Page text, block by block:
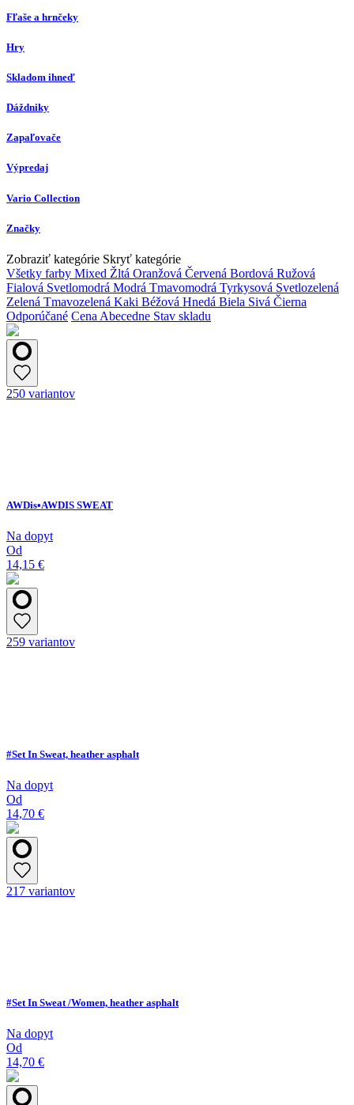
Fľaše a hrnčeky
Hry
Skladom ihneď
Dáždniky
Zapaľovače
Výpredaj
Vario Collection
Značky
Zobraziť kategórie Skryť kategórie
Všetky farby Mixed Žltá Oranžová Červená Bordová Ružová
Fialová Svetlomodrá Modrá Tmavomodrá Tyrkysová Svetlozelená
Zelená Tmavozelená Kaki Béžová Hnedá Biela Sivá Čierna
Odporúčané Cena Abecedne Stav skladu
250 variantov
AWDis•AWDIS SWEAT
Na dopyt
Od
14,15 €
259 variantov
#Set In Sweat, heather asphalt
Na dopyt
Od
14,70 €
217 variantov
#Set In Sweat /Women, heather asphalt
Na dopyt
Od
14,70 €